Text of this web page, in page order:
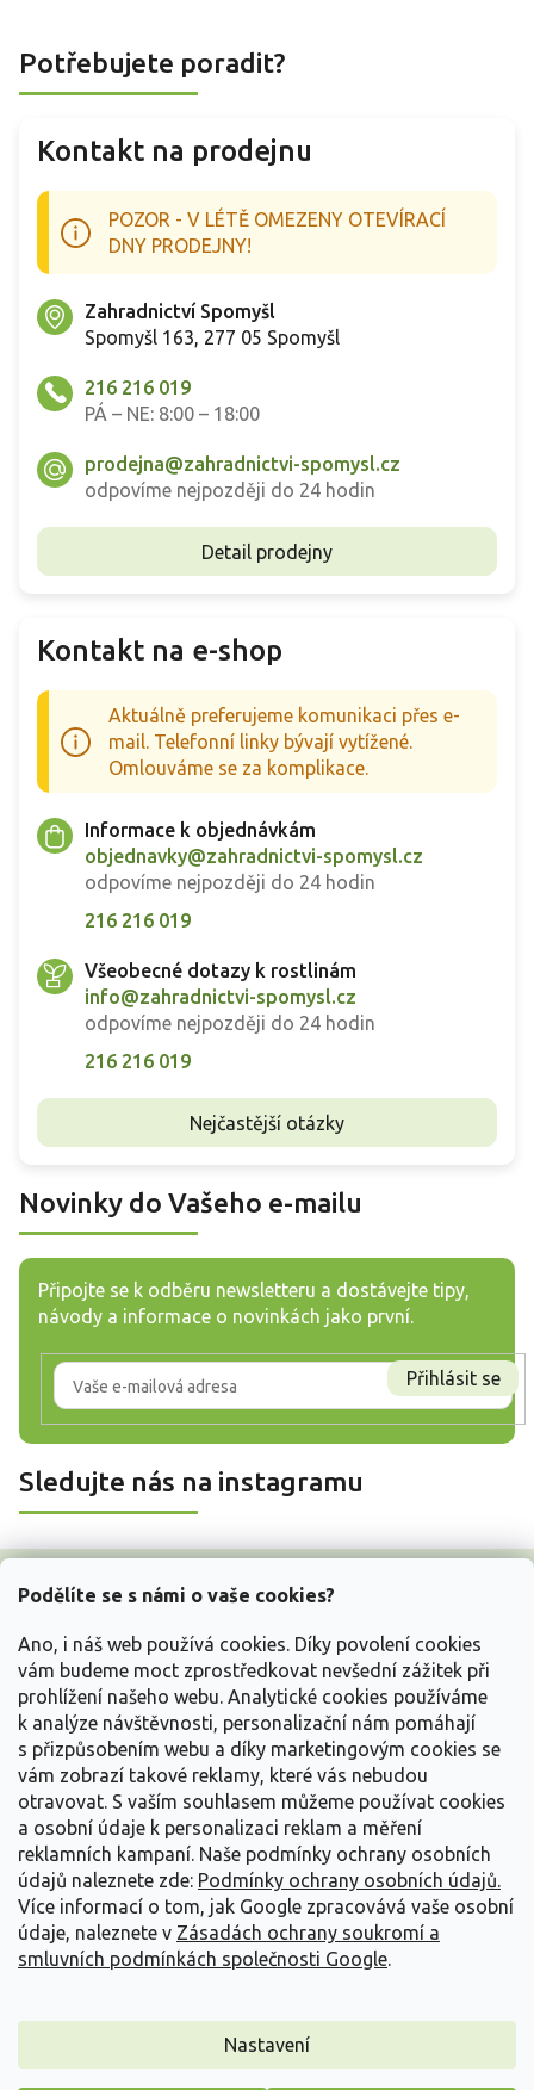
Podělíte se s námi o vaše cookies?
Ano, i náš web používá cookies. Díky povolení cookies
vám budeme moct zprostředkovat nevšední zážitek při
prohlížení našeho webu. Analytické cookies používáme
k analýze návštěvnosti, personalizační nám pomáhají
s přizpůsobením webu a díky marketingovým cookies se
vám zobrazí takové reklamy, které vás nebudou
otravovat. S vaším souhlasem můžeme používat cookies
a osobní údaje k personalizaci reklam a měření
reklamních kampaní. Naše podmínky ochrany osobních
údajů naleznete zde: Podmínky ochrany osobních údajů.
Více informací o tom, jak Google zpracovává vaše osobní
údaje, naleznete v Zásadách ochrany soukromí a
smluvních podmínkách společnosti Google.
Nastavení
Potřebujete poradit?
Kontakt na prodejnu
POZOR - V LÉTĚ OMEZENY OTEVÍRACÍ
DNY PRODEJNY!
Zahradnictví Spomyšl
Spomyšl 163, 277 05 Spomyšl
216 216 019
PÁ – NE: 8:00 – 18:00
prodejna@zahradnictvi-spomysl.cz
odpovíme nejpozději do 24 hodin
Detail prodejny
Kontakt na e-shop
Aktuálně preferujeme komunikaci přes e-
mail. Telefonní linky bývají vytížené.
Omlouváme se za komplikace.
Informace k objednávkám
objednavky@zahradnictvi-spomysl.cz
odpovíme nejpozději do 24 hodin
216 216 019
Všeobecné dotazy k rostlinám
info@zahradnictvi-spomysl.cz
odpovíme nejpozději do 24 hodin
216 216 019
Nejčastější otázky
Novinky do Vašeho e-mailu
Připojte se k odběru newsletteru a dostávejte tipy,
návody a informace o novinkách jako první.
Přihlásit se
Sledujte nás na instagramu
Z
Vše o nákupu
Informace pro Vás
Kontakujte nás